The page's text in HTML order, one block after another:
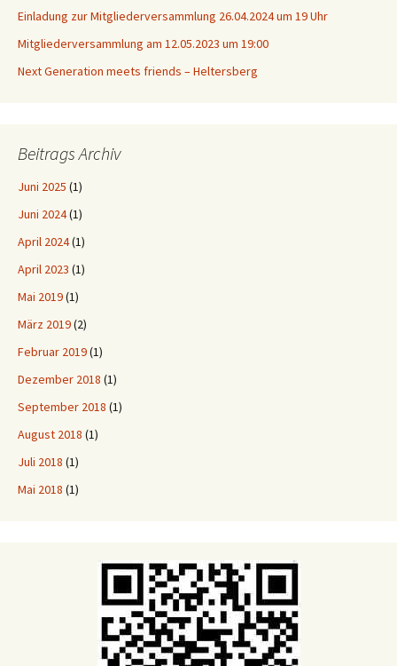
Einladung zur Mitgliederversammlung 26.04.2024 um 19 Uhr
Mitgliederversammlung am 12.05.2023 um 19:00
Next Generation meets friends – Heltersberg
Beitrags Archiv
Juni 2025 (1)
Juni 2024(1)
April 2024(1)
April 2023 (1)
Mai 2019(1)
März 2019(2)
Februar 2019(1)
Dezember 2018 (1)
September 2018 (1)
August 2018 (1)
Juli 2018 (1)
Mai 2018 (1)